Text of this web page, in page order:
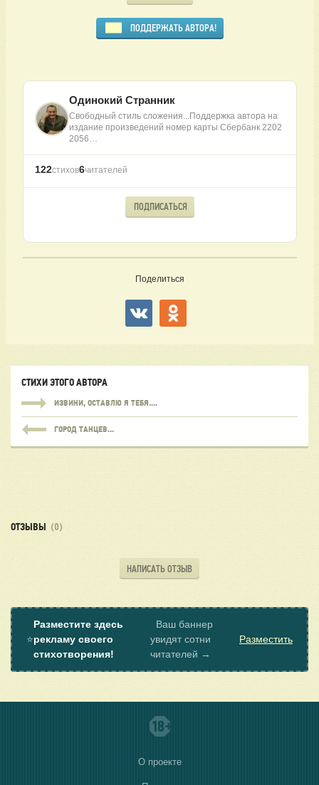
ПОДДЕРЖАТЬ АВТОРА!
Одинокий Странник
Свободный стиль сложения...Поддержка автора на
издание произведений номер карты Сбербанк 2202
2056…
122стихов6читателей
ПОДПИСАТЬСЯ
Поделиться
СТИХИ ЭТОГО АВТОРА
ИЗВИНИ, ОСТАВЛЮ Я ТЕБЯ....
ГОРОД ТАНЦЕВ...
ОТЗЫВЫ (0)
НАПИСАТЬ ОТЗЫВ
⭐
Разместите здесь
рекламу своего
стихотворения!
Ваш баннер
увидят сотни
читателей →
Разместить
О проекте